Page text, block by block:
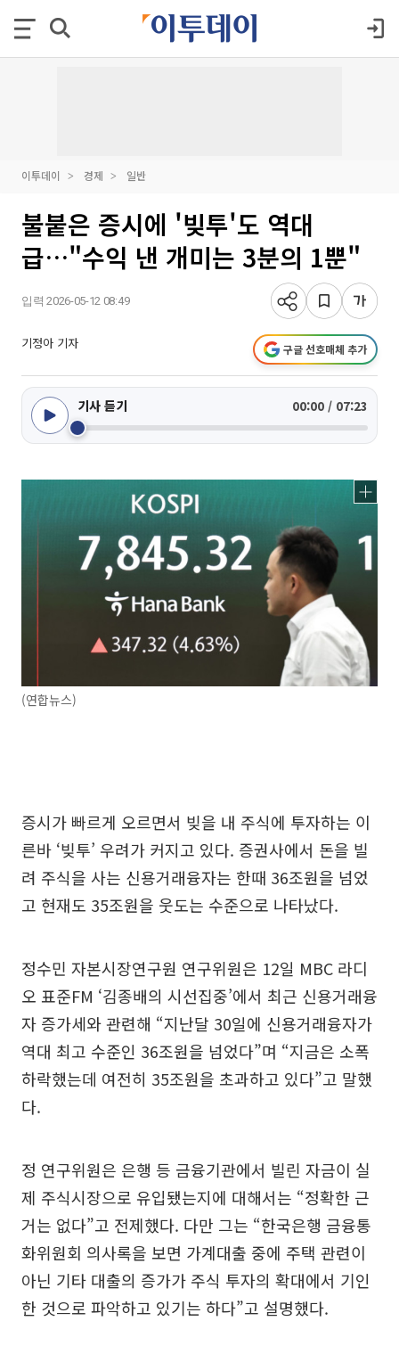
이투데이 경제 일반
불붙은 증시에 '빚투'도 역대
급…"수익 낸 개미는 3분의 1뿐"
입력 2026-05-12 08:49
기정아 기자 구글 선호매체 추가
기사 듣기 00:00 / 07:23
(연합뉴스)
증시가 빠르게 오르면서 빚을 내 주식에 투자하는 이
른바 ‘빚투’ 우려가 커지고 있다. 증권사에서 돈을 빌
려 주식을 사는 신용거래융자는 한때 36조원을 넘었
고 현재도 35조원을 웃도는 수준으로 나타났다.
정수민 자본시장연구원 연구위원은 12일 MBC 라디
오 표준FM ‘김종배의 시선집중’에서 최근 신용거래융
자 증가세와 관련해 “지난달 30일에 신용거래융자가
역대 최고 수준인 36조원을 넘었다”며 “지금은 소폭
하락했는데 여전히 35조원을 초과하고 있다”고 말했
다.
정 연구위원은 은행 등 금융기관에서 빌린 자금이 실
제 주식시장으로 유입됐는지에 대해서는 “정확한 근
거는 없다”고 전제했다. 다만 그는 “한국은행 금융통
화위원회 의사록을 보면 가계대출 중에 주택 관련이
아닌 기타 대출의 증가가 주식 투자의 확대에서 기인
한 것으로 파악하고 있기는 하다”고 설명했다.